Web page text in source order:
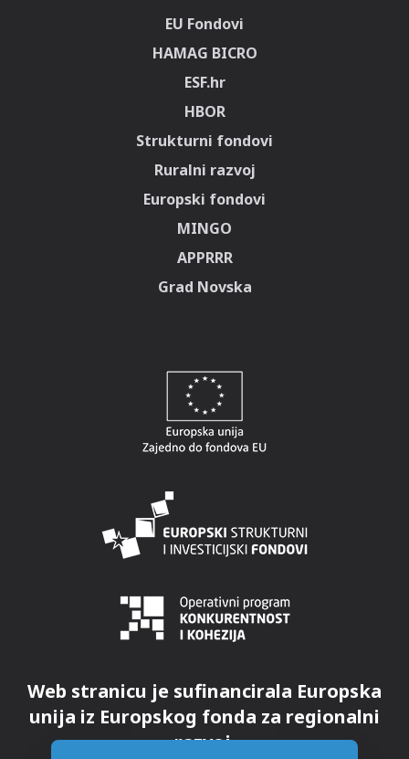
EU Fondovi
HAMAG BICRO
ESF.hr
HBOR
Strukturni fondovi
Ruralni razvoj
Europski fondovi
MINGO
APPRRR
Grad Novska
Web stranicu je sufinancirala Europska
unija iz Europskog fonda za regionalni
razvoj.